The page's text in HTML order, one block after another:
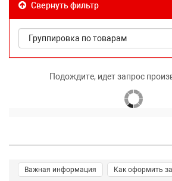
Свернуть фильтр
Подождите, идет запрос
Важная информация Как оформить